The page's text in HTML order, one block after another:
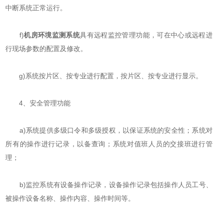
中断系统正常运行。
f)机房环境监测系统具有远程监控管理功能，可在中心或远程进
行现场参数的配置及修改。
g)系统按片区、按专业进行配置，按片区、按专业进行显示。
4、安全管理功能
a)系统提供多级口令和多级授权，以保证系统的安全性；系统对
所有的操作进行记录，以备查询；系统对值班人员的交接班进行管
理；
b)监控系统有设备操作记录，设备操作记录包括操作人员工号、
被操作设备名称、操作内容、操作时间等。